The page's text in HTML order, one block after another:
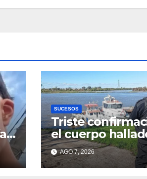
SUCESOS
Triste
el cuerpo
la altura del
Náutico Sur es
Fernando
AGO 7, 2026